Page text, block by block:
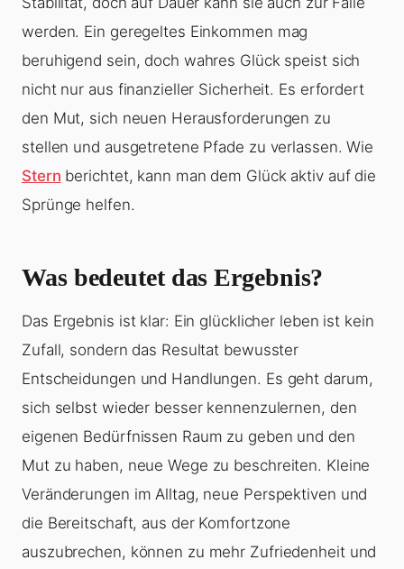
werden. Ein geregeltes Einkommen mag
beruhigend sein, doch wahres Glück speist sich
nicht nur aus finanzieller Sicherheit. Es erfordert
den Mut, sich neuen Herausforderungen zu
stellen und ausgetretene Pfade zu verlassen. Wie
Stern berichtet, kann man dem Glück aktiv auf die
Sprünge helfen.
Was bedeutet das Ergebnis?
Das Ergebnis ist klar: Ein glücklicher leben ist kein
Zufall, sondern das Resultat bewusster
Entscheidungen und Handlungen. Es geht darum,
sich selbst wieder besser kennenzulernen, den
eigenen Bedürfnissen Raum zu geben und den
Mut zu haben, neue Wege zu beschreiten. Kleine
Veränderungen im Alltag, neue Perspektiven und
die Bereitschaft, aus der Komfortzone
auszubrechen, können zu mehr Zufriedenheit und